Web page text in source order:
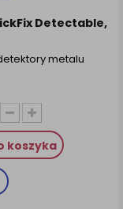
Detectable,
metalu
koszyka